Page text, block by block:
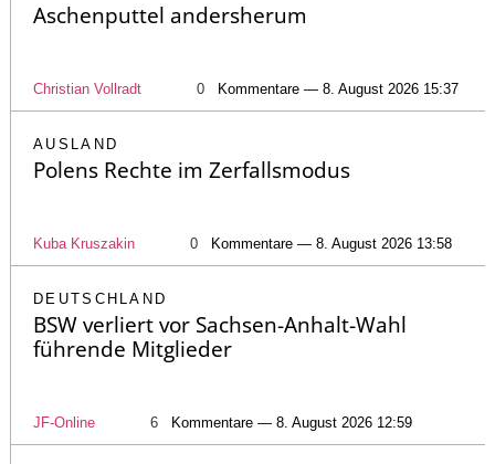
Aschenputtel andersherum
Christian Vollradt 0 Kommentare — 8. August 2026 15:37
AUSLAND
Polens Rechte im Zerfallsmodus
Kuba Kruszakin 0 Kommentare — 8. August 2026 13:58
DEUTSCHLAND
BSW verliert vor Sachsen-Anhalt-Wahl
führende Mitglieder
JF-Online 6 Kommentare — 8. August 2026 12:59